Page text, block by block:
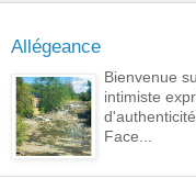
Allégeance
Bienvenue
intimiste
Face...